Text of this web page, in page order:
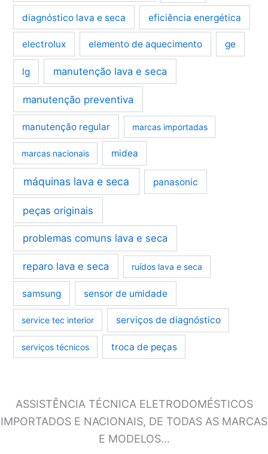
diagnóstico lava e seca eficiência energética
electrolux elemento de aquecimento ge
lg manutenção lava e seca
manutenção preventiva
manutenção regular marcas importadas
marcas nacionais midea
máquinas lava e seca panasonic
peças originais
problemas comuns lava e seca
reparo lava e seca ruídos lava e seca
samsung sensor de umidade
service tec interior serviços de diagnóstico
serviços técnicos troca de peças
ASSISTÊNCIA TÉCNICA ELETRODOMÉSTICOS
IMPORTADOS E NACIONAIS, DE TODAS AS MARCAS
E MODELOS…